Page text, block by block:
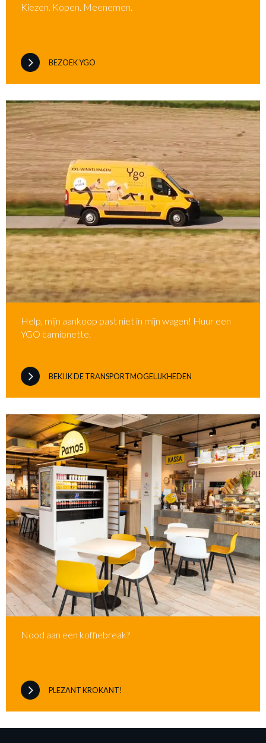
Kiezen. Kopen. Meenemen.
BEZOEK YGO
Help, mijn aankoop past niet in mijn wagen! Huur een
YGO camionette.
BEKIJK DE TRANSPORTMOGELIJKHEDEN
Nood aan een koffiebreak?
PLEZANT KROKANT!